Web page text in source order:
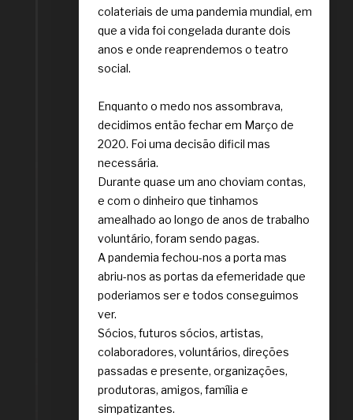
colateriais de uma pandemia mundial, em
que a vida foi congelada durante dois
anos e onde reaprendemos o teatro
social.
Enquanto o medo nos assombrava,
decidimos então fechar em Março de
2020. Foi uma decisão dificil mas
necessária.
Durante quase um ano choviam contas,
e com o dinheiro que tinhamos
amealhado ao longo de anos de trabalho
voluntário, foram sendo pagas.
A pandemia fechou-nos a porta mas
abriu-nos as portas da efemeridade que
poderiamos ser e todos conseguimos
ver.
Sócios, futuros sócios, artistas,
colaboradores, voluntários, direções
passadas e presente, organizações,
produtoras, amigos, família e
simpatizantes.